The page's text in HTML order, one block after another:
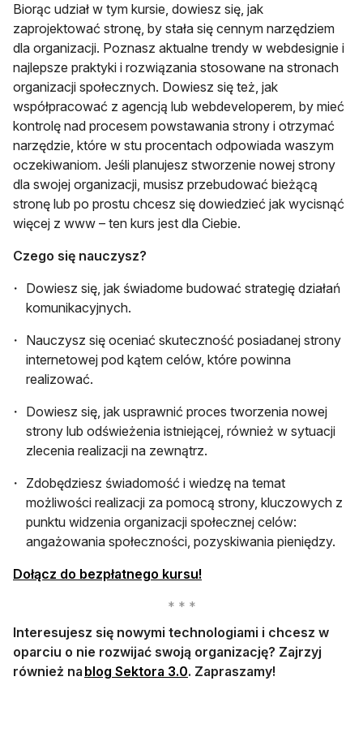
Biorąc udział w tym kursie, dowiesz się, jak
zaprojektować stronę, by stała się cennym narzędziem
dla organizacji. Poznasz aktualne trendy w webdesignie i
najlepsze praktyki i rozwiązania stosowane na stronach
organizacji społecznych. Dowiesz się też, jak
współpracować z agencją lub webdeveloperem, by mieć
kontrolę nad procesem powstawania strony i otrzymać
narzędzie, które w stu procentach odpowiada waszym
oczekiwaniom. Jeśli planujesz stworzenie nowej strony
dla swojej organizacji, musisz przebudować bieżącą
stronę lub po prostu chcesz się dowiedzieć jak wycisnąć
więcej z www – ten kurs jest dla Ciebie.
Czego się nauczysz?
Dowiesz się, jak świadome budować strategię działań
komunikacyjnych.
Nauczysz się oceniać skuteczność posiadanej strony
internetowej pod kątem celów, które powinna
realizować.
Dowiesz się, jak usprawnić proces tworzenia nowej
strony lub odświeżenia istniejącej, również w sytuacji
zlecenia realizacji na zewnątrz.
Zdobędziesz świadomość i wiedzę na temat
możliwości realizacji za pomocą strony, kluczowych z
punktu widzenia organizacji społecznej celów:
angażowania społeczności, pozyskiwania pieniędzy.
Dołącz do bezpłatnego kursu!
Interesujesz się nowymi technologiami i chcesz w
oparciu o nie rozwijać swoją organizację? Zajrzyj
również na blog Sektora 3.0otwiera się w nowej karcie
. Zapraszamy!